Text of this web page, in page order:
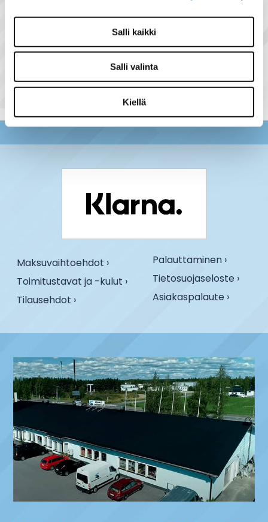
Salli kaikki
Salli valinta
Kiellä
Maksuvaihtoehdot ›
Toimitustavat ja -kulut ›
Tilausehdot ›
Palauttaminen ›
Tietosuojaseloste ›
Asiakaspalaute ›